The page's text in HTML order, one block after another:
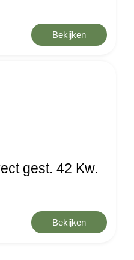
Bekijken
gest. 42 Kw.
Bekijken